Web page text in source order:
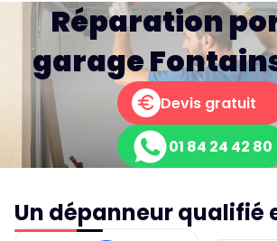
Réparation
garage
Devis gratuit
01 84 24 42 80
Un dépanneur qualifié